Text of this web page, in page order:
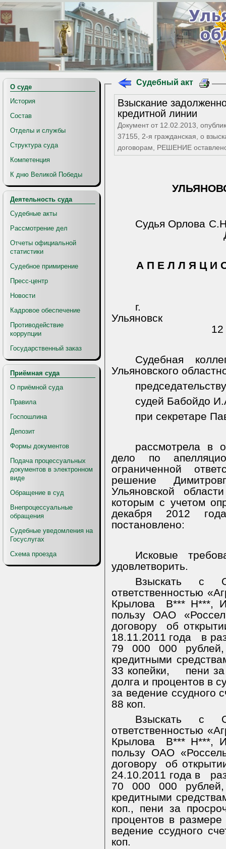
О суде
История
Состав
Отделы и службы
Структура суда
Компетенция
К дню Великой Победы
Деятельность суда
Судебные акты
Рассмотрение дел
Отчеты официальной
статистики
Судебное примирение
Пресс-центр
Новости
Кадровое обеспечение
Противодействие
коррупции
Государственный заказ
Приёмная суда
О приёмной суда
Правила
Госпошлина
Депозит
Формы документов
Подача процессуальных
документов в электронном
виде
Обращение в суд
Внепроцессуальные
обращения
Судебные уведомления на
Госуслугах
Схема проезда
Судебный акт
Взыскание
кредитной линии
Документ от 12.02.2013,
37155, 2-я гражданская, о
договорам, РЕШЕНИЕ
Судья Орлова
А П Е Л Л Я Ц И
г.
Ульяновск
12
Судебная
Ульяновского
судей Бабойдо
при секретаре
рассмотрела в
дело по
ограниченной
решение
Ульяновской
которым с учетом
декабря 2012
постановлено:
Исковые
удовлетворить.
Взыскать с
ответственностью
Крылова
В*** Н***,
пользу ОАО
договору
об
18.11.2011 года
в
79 000 000 рублей,
кредитными
33 копейки,
пени
долга и процентов в
за ведение ссудного
88 коп.
Взыскать с
ответственностью
Крылова
В*** Н***,
пользу ОАО
договору
об
24.10.2011 года в
70 000 000 рублей,
кредитными
коп., пени за
процентов в
ведение ссудного
коп.